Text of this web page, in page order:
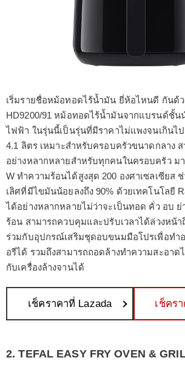
เริ่มรายชื่อหม้อทอดไร้น้ำมัน ยี่ห้อไหนดี กันด้ว
HD9200/91 หม้อทอดไร้น้ำมันจากแบรนด์ชั้น
ไฟฟ้า ในรุ่นนี้เป็นรุ่นที่มีราคาไม่แพงจนเกินไ
4.1 ลิตร เหมาะสำหรับครอบครัวขนาดกลาง
อย่างหลากหลายสำหรับทุกคนในครอบครัว ม
W ทำความร้อนได้สูงสุด 200 องศาเซลเซียส
เลิศที่มีไขมันน้อยลงถึง 90% ด้วยเทคโนโลยี
ได้อย่างหลากหลายไม่ว่าจะเป็นทอด คั่ว อบ ย่
ร้อน สามารถควบคุมและปรับเวลาได้ล่วงหน้า
ร่วมกับอุปกรณ์เสริมชุดอบขนมมือโปรเพื่อทำอ
อรีได้ รวมถึงสามารถถอดล้างทำความสะอาด
กับเครื่องล้างจานได้
เช็คราคาที่ Lazada เช็คร
2. TEFAL EASY FRY OVEN &